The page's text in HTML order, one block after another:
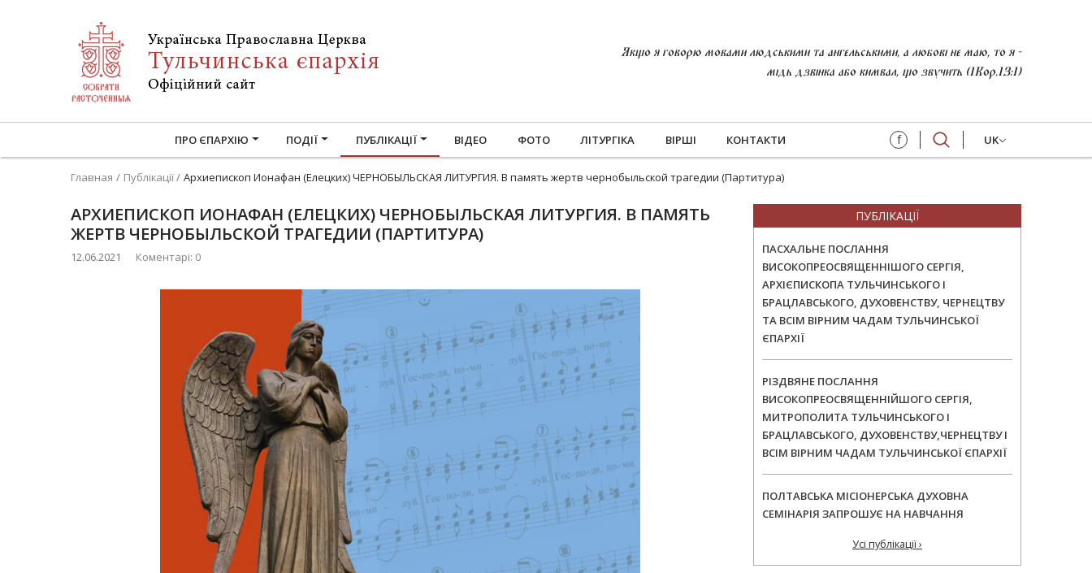
Якщо я говорю мовами людськими та ангельськими, а любові не маю, то я -
мідь дзвінка або кимвал, що звучить (1Кор.13:1)
ПРО ЄПАРХІЮ ПОДІЇ ПУБЛІКАЦІЇ ВІДЕО ФОТО ЛІТУРГІКА ВІРШІ КОНТАКТИ f UK
Главная Публікації Архиепископ Ионафан (Елецких) ЧЕРНОБЫЛЬСКАЯ ЛИТУРГИЯ. В память жертв чернобыльской трагедии (Партитура)
АРХИЕПИСКОП ИОНАФАН (ЕЛЕЦКИХ) ЧЕРНОБЫЛЬСКАЯ ЛИТУРГИЯ. В ПАМЯТЬ
ЖЕРТВ ЧЕРНОБЫЛЬСКОЙ ТРАГЕДИИ (ПАРТИТУРА)
12.06.2021 Коментарі: 0
ПУБЛІКАЦІЇ
ПАСХАЛЬНЕ ПОСЛАННЯ
ВИСОКОПРЕОСВЯЩЕННІШОГО СЕРГІЯ,
АРХІЄПИСКОПА ТУЛЬЧИНСЬКОГО І
БРАЦЛАВСЬКОГО, ДУХОВЕНСТВУ, ЧЕРНЕЦТВУ
ТА ВСІМ ВІРНИМ ЧАДАМ ТУЛЬЧИНСЬКОЇ
ЄПАРХІЇ
РІЗДВЯНЕ ПОСЛАННЯ
ВИСОКОПРЕОСВЯЩЕННІЙШОГО СЕРГІЯ,
МИТРОПОЛИТА ТУЛЬЧИНСЬКОГО І
БРАЦЛАВСЬКОГО, ДУХОВЕНСТВУ,ЧЕРНЕЦТВУ І
ВСІМ ВІРНИМ ЧАДАМ ТУЛЬЧИНСЬКОЇ ЄПАРХІЇ
ПОЛТАВСЬКА МІСІОНЕРСЬКА ДУХОВНА
СЕМІНАРІЯ ЗАПРОШУЄ НА НАВЧАННЯ
Усі публікації ›